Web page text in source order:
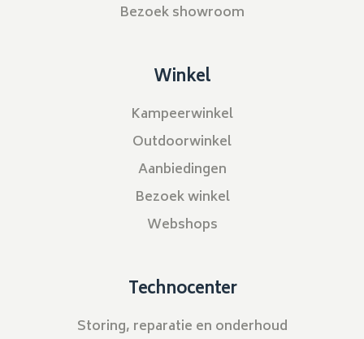
Bezoek showroom
Winkel
Kampeerwinkel
Outdoorwinkel
Aanbiedingen
Bezoek winkel
Webshops
Technocenter
Storing, reparatie en onderhoud